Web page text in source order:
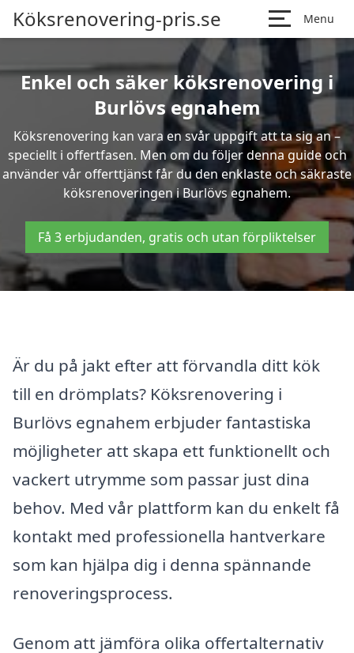
Köksrenovering-pris.se Menu
Enkel och säker köksrenovering i
Burlövs egnahem
Köksrenovering kan vara en svår uppgift att ta sig an –
speciellt i offertfasen. Men om du följer denna guide och
använder vår offerttjänst får du den enklaste och säkraste
köksrenoveringen i Burlövs egnahem.
Få 3 erbjudanden, gratis och utan förpliktelser
Är du på jakt efter att förvandla ditt kök
till en drömplats? Köksrenovering i
Burlövs egnahem erbjuder fantastiska
möjligheter att skapa ett funktionellt och
vackert utrymme som passar just dina
behov. Med vår plattform kan du enkelt få
kontakt med professionella hantverkare
som kan hjälpa dig i denna spännande
renoveringsprocess.
Genom att jämföra olika offertalternativ